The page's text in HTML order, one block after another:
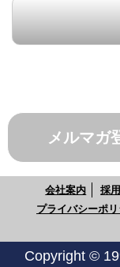
メルマガ
会社案内 採
プライバシーポ
Copyright ©